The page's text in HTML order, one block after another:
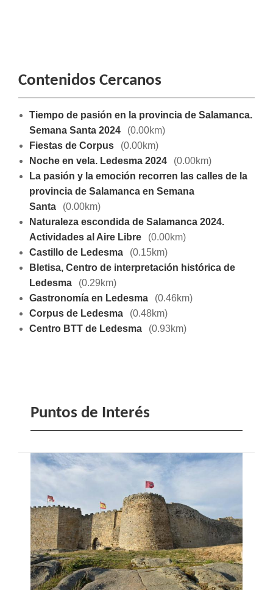
Contenidos Cercanos
Tiempo de pasión en la provincia de Salamanca.
Semana Santa 2024
(0.00km)
Fiestas de Corpus
(0.00km)
Noche en vela. Ledesma 2024
(0.00km)
La pasión y la emoción recorren las calles de la
provincia de Salamanca en Semana
Santa
(0.00km)
Naturaleza escondida de Salamanca 2024.
Actividades al Aire Libre
(0.00km)
Castillo de Ledesma
(0.15km)
Bletisa, Centro de interpretación histórica de
Ledesma
(0.29km)
Gastronomía en Ledesma
(0.46km)
Corpus de Ledesma
(0.48km)
Centro BTT de Ledesma
(0.93km)
Puntos de Interés